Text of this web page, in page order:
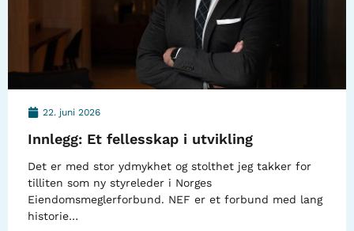
22. juni 2026
Innlegg: Et fellesskap i utvikling
Det er med stor ydmykhet og stolthet jeg takker for
tilliten som ny styreleder i Norges
Eiendomsmeglerforbund. NEF er et forbund med lang
historie…